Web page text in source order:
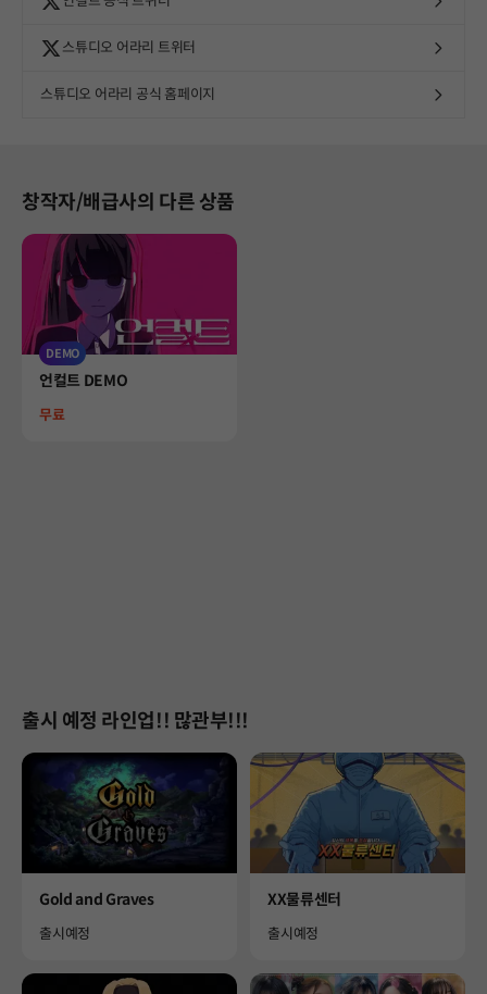
스튜디오 어라리 트위터
스튜디오 어라리 공식 홈페이지
창작자/배급사의 다른 상품
DEMO
Product
언컬트 DEMO
Price
무료
출시 예정 라인업!! 많관부!!!
Product
Gold and Graves
Availability
출시예정
Product
XX물류센터
Availability
출시예정